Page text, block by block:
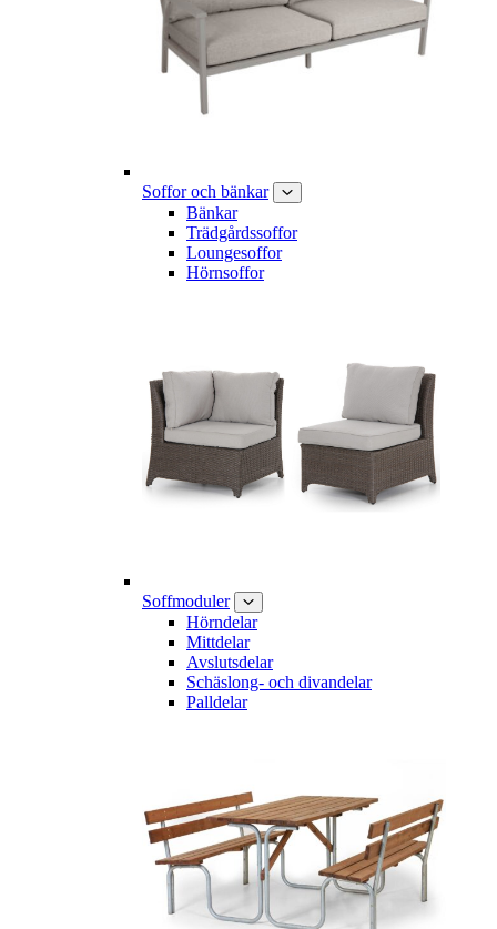
Soffor och bänkar
Bänkar
Trädgårdssoffor
Loungesoffor
Hörnsoffor
Soffmoduler
Hörndelar
Mittdelar
Avslutsdelar
Schäslong- och divandelar
Palldelar